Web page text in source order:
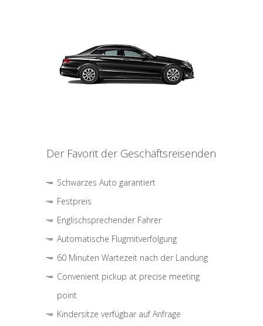
Der Favorit der Geschäftsreisenden
Schwarzes Auto garantiert
Festpreis
Englischsprechender Fahrer
Automatische Flugmitverfolgung
60 Minuten Wartezeit nach der Landung
Convenient pickup at precise meeting
point
Kindersitze verfügbar auf Anfrage